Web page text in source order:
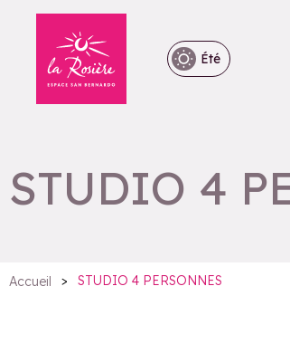
Été
STUDIO 4
Accueil > STUDIO 4 PERSONNES